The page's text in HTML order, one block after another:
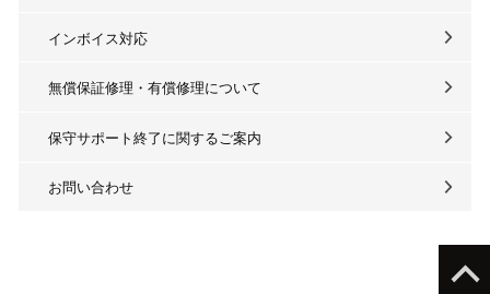
インボイス対応
無償保証修理・有償修理について
保守サポート終了に関するご案内
お問い合わせ